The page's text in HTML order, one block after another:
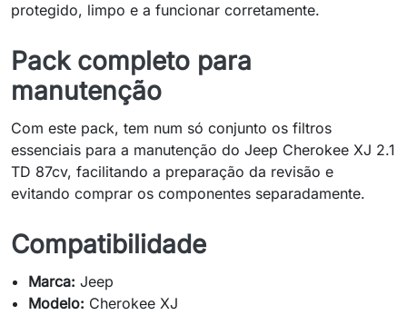
protegido, limpo e a funcionar corretamente.
Pack completo para
manutenção
Com este pack, tem num só conjunto os filtros
essenciais para a manutenção do Jeep Cherokee XJ 2.1
TD 87cv, facilitando a preparação da revisão e
evitando comprar os componentes separadamente.
Compatibilidade
Marca: Jeep
Modelo: Cherokee XJ